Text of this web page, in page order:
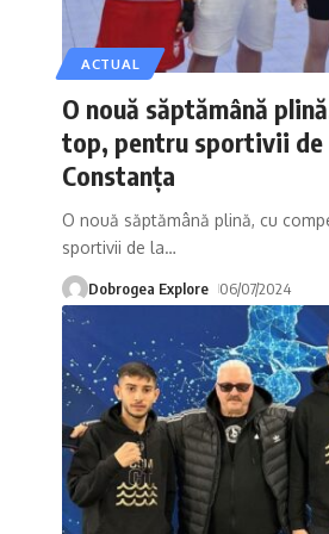
ACTUAL
O nouă săptămână
top, pentru sportivii de
Constanța
O nouă săptămână plină, cu
sportivii de la…
Dobrogea Explore 06/07/2024